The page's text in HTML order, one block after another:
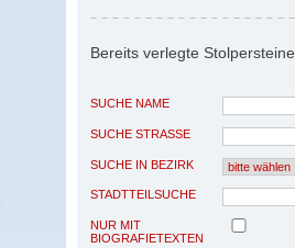
Bereits verlegte Stolpersteine
SUCHE NAME
SUCHE STRASSE
SUCHE IN BEZIRK
STADTTEILSUCHE
NUR MIT
BIOGRAFIETEXTEN